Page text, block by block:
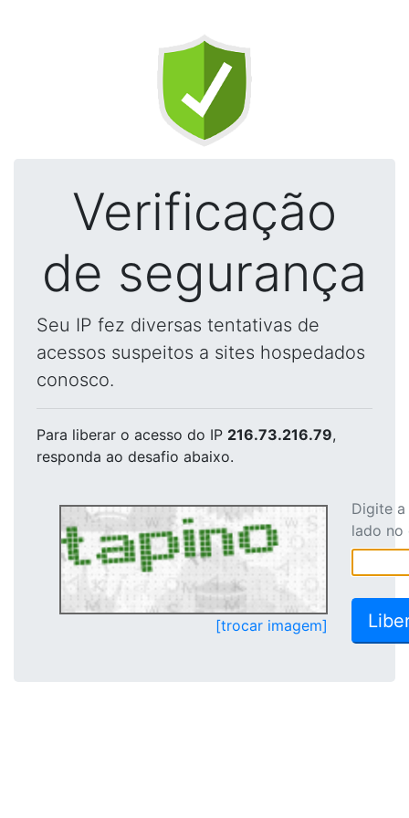
Verificação
de segurança
Seu IP fez diversas tentativas de
acessos suspeitos a sites hospedados
conosco.
Para liberar o acesso do IP 216.73.216.79,
responda ao desafio abaixo.
[trocar imagem]
Digite
lado no